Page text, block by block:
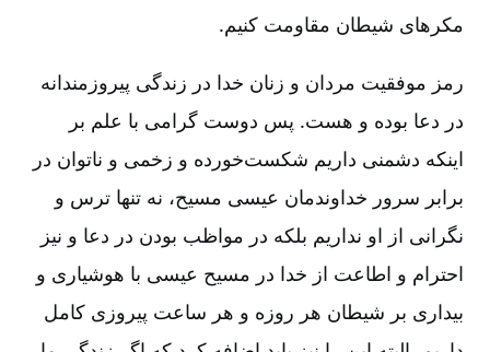
مکرهای شیطان مقاومت کنیم.
رمز موفقیت مردان و زنان خدا در زندگی پیروزمندانه
در دعا بوده و هست. پس دوست گرامی با علم بر
اینکه دشمنی داریم شکست‌خورده و زخمی و ناتوان در
برابر سرور خداوندمان عیسی مسیح، نه تنها ترس و
نگرانی از او نداریم بلکه در مواظب بودن در دعا و نیز
احترام و اطاعت از خدا در مسیح عیسی با هوشیاری و
بیداری بر شیطان هر روزه و هر ساعت پیروزی کامل